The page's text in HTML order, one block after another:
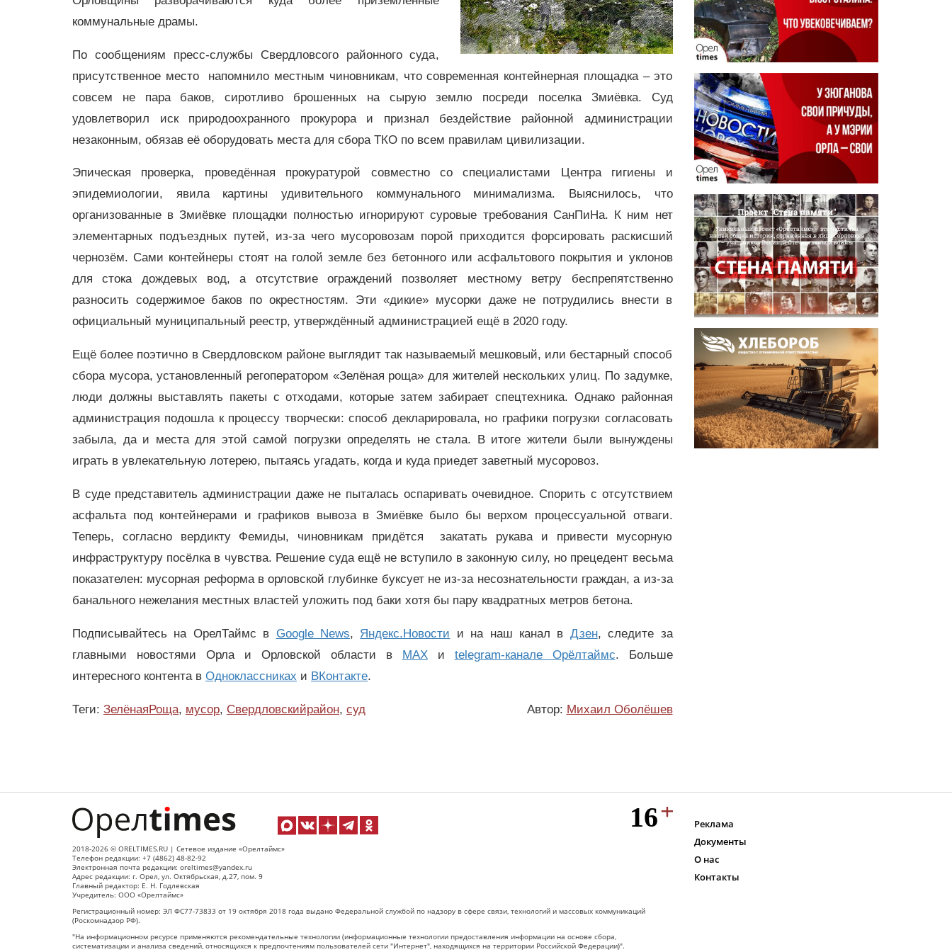
коммунальные драмы.
По сообщениям пресс-службы Свердловсого районного суда,
присутственное место напомнило местным чиновникам, что современная контейнерная площадка – это
совсем не пара баков, сиротливо брошенных на сырую землю посреди поселка Змиёвка. Суд
удовлетворил иск природоохранного прокурора и признал бездействие районной администрации
незаконным, обязав её оборудовать места для сбора ТКО по всем правилам цивилизации.
Эпическая проверка, проведённая прокуратурой совместно со специалистами Центра гигиены и
эпидемиологии, явила картины удивительного коммунального минимализма. Выяснилось, что
организованные в Змиёвке площадки полностью игнорируют суровые требования СанПиНа. К ним нет
элементарных подъездных путей, из-за чего мусоровозам порой приходится форсировать раскисший
чернозём. Сами контейнеры стоят на голой земле без бетонного или асфальтового покрытия и уклонов
для стока дождевых вод, а отсутствие ограждений позволяет местному ветру беспрепятственно
разносить содержимое баков по окрестностям. Эти «дикие» мусорки даже не потрудились внести в
официальный муниципальный реестр, утверждённый администрацией ещё в 2020 году.
Ещё более поэтично в Свердловском районе выглядит так называемый мешковый, или бестарный способ
сбора мусора, установленный регоператором «Зелёная роща» для жителей нескольких улиц. По задумке,
люди должны выставлять пакеты с отходами, которые затем забирает спецтехника. Однако районная
администрация подошла к процессу творчески: способ декларировала, но графики погрузки согласовать
забыла, да и места для этой самой погрузки определять не стала. В итоге жители были вынуждены
играть в увлекательную лотерею, пытаясь угадать, когда и куда приедет заветный мусоровоз.
В суде представитель администрации даже не пыталась оспаривать очевидное. Спорить с отсутствием
асфальта под контейнерами и графиков вывоза в Змиёвке было бы верхом процессуальной отваги.
Теперь, согласно вердикту Фемиды, чиновникам придётся закатать рукава и привести мусорную
инфраструктуру посёлка в чувства. Решение суда ещё не вступило в законную силу, но прецедент весьма
показателен: мусорная реформа в орловской глубинке буксует не из-за несознательности граждан, а из-за
банального нежелания местных властей уложить под баки хотя бы пару квадратных метров бетона.
Подписывайтесь на ОрелТаймс в Google News, Яндекс.Новости и на наш канал в Дзен, следите за
главными новостями Орла и Орловской области в MAXи telegram-канале Орёлтаймс. Больше
интересного контента в Одноклассниках и ВКонтакте.
Теги: ЗелёнаяРоща, мусор, Свердловскийрайон, суд Автор: Михаил Оболёшев
2018-2026 © ORELTIMES.RU | Сетевое издание «Орелтаймс»
Телефон редакции: +7 (4862) 48-82-92
Электронная почта редакции: oreltimes@yandex.ru
Адрес редакции: г. Орел, ул. Октябрьская, д.27, пом. 9
Главный редактор: Е. Н. Годлевская
Учредитель: ООО «Орелтаймс»
Регистрационный номер: ЭЛ ФС77-73833 от 19 октября 2018 года выдано Федеральной службой по надзору в сфере связи, технологий и массовых коммуникаций
(Роскомнадзор РФ).
"На информационном ресурсе применяются рекомендательные технологии (информационные технологии предоставления информации на основе сбора,
систематизации и анализа сведений, относящихся к предпочтениям пользователей сети "Интернет", находящихся на территории Российской Федерации)".
Реклама
Документы
О нас
Контакты